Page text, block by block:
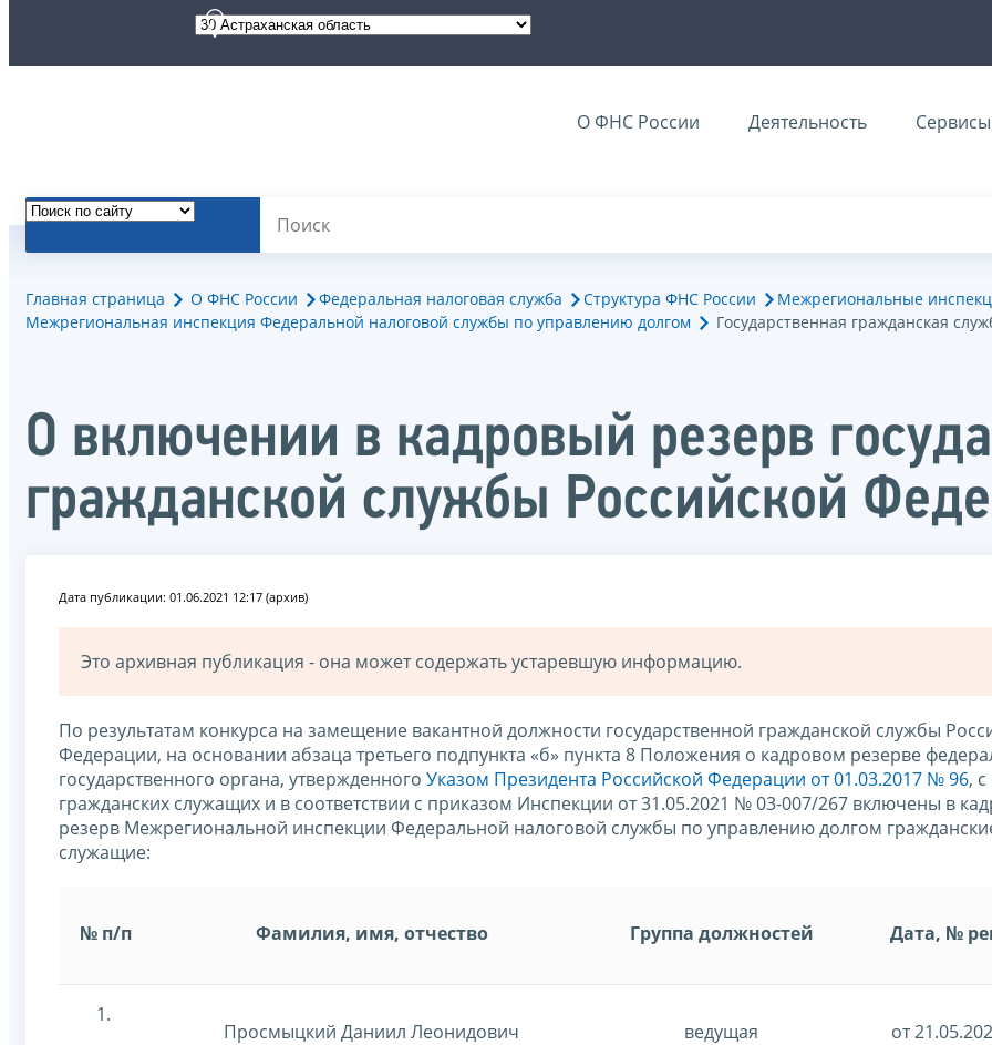
О ФНС России Деятельность Сервисы
Главная страница О ФНС России Федеральная налоговая служба Структура ФНС России
Межрегиональные
Межрегиональная инспекция Федеральной налоговой службы по управлению долгом
Государственная гражданская
О включении в кадровый резерв
гражданской службы Российской
Дата публикации: 01.06.2021 12:17 (архив)
Это архивная публикация - она может содержать устаревшую информацию.
По результатам конкурса на замещение вакантной должности государственной гражданской службы
Федерации, на основании абзаца третьего подпункта «б» пункта 8 Положения о кадровом резерве
государственного органа, утвержденного Указом Президента Российской Федерации от 01.03.2017 № 96,
гражданских служащих и в соответствии с приказом Инспекции от 31.05.2021 № 03-007/267 включены в
резерв Межрегиональной инспекции Федеральной налоговой службы по управлению долгом
служащие:
№ п/п Фамилия, имя, отчество Группа должностей Дата, №
1.
Просмыцкий Даниил Леонидович ведущая от